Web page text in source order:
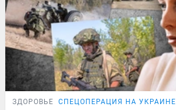
ЗДОРОВЬЕ СПЕЦОПЕРАЦИЯ НА УКРАИНЕ